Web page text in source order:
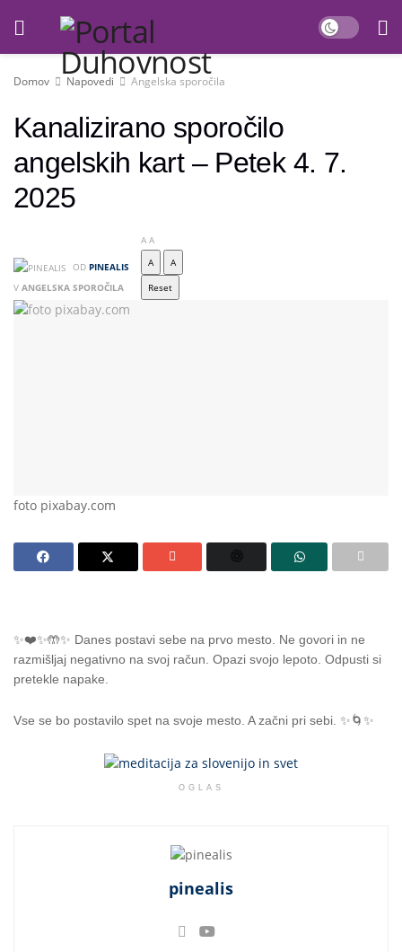
Domov Napovedi Angelska sporočila
Kanalizirano sporočilo
angelskih kart – Petek 4. 7.
2025
OD PINEALIS
V ANGELSKA SPOROČILA
A A
A
A
Reset
foto pixabay.com
✨❤️✨🤲✨ Danes postavi sebe na prvo mesto. Ne govori in ne
razmišljaj negativno na svoj račun. Opazi svojo lepoto. Odpusti si
pretekle napake.
Vse se bo postavilo spet na svoje mesto. A začni pri sebi. ✨🌀✨
OGLAS
pinealis